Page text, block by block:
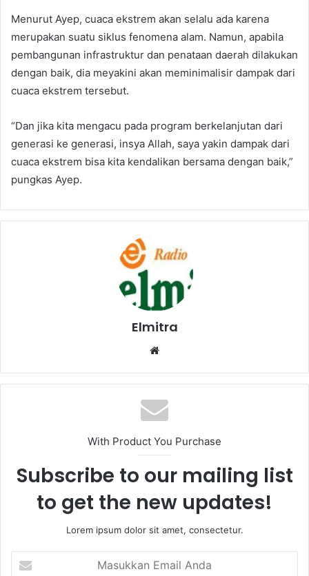
Menurut Ayep, cuaca ekstrem akan selalu ada karena
merupakan suatu siklus fenomena alam. Namun, apabila
pembangunan infrastruktur dan penataan daerah dilakukan
dengan baik, dia meyakini akan meminimalisir dampak dari
cuaca ekstrem tersebut.
“Dan jika kita mengacu pada program berkelanjutan dari
generasi ke generasi, insya Allah, saya yakin dampak dari
cuaca ekstrem bisa kita kendalikan bersama dengan baik,”
pungkas Ayep.
Elmitra
Website
With Product You Purchase
Subscribe to our mailing list
to get the new updates!
Lorem ipsum dolor sit amet, consectetur.
Email